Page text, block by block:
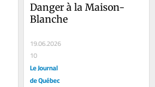
Danger à la Maison-
Blanche
19.06.2026
10
Le Journal
de Québec